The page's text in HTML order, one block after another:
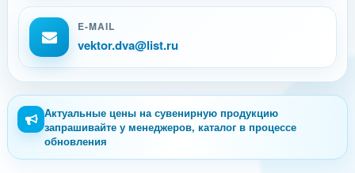
E-MAIL
vektor.dva@list.ru
Актуальные цены на сувенирную продукцию
запрашивайте у менеджеров, каталог в процессе
обновления